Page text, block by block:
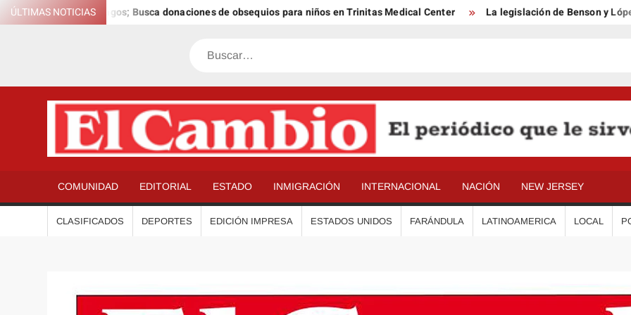
Saltar
al
ÚLTIMAS NOTICIAS
los Reyes Magos; Busca donaciones de obsequios para niños en Trinitas Medical Center La legislación de Benson y López, que
Buscar
COMUNIDAD EDITORIAL ESTADO INMIGRACIÓN INTERNACIONAL NACIÓN NEW JERSEY
CLASIFICADOS DEPORTES EDICIÓN IMPRESA ESTADOS UNIDOS FARÁNDULA LATINOAMERICA LOCAL